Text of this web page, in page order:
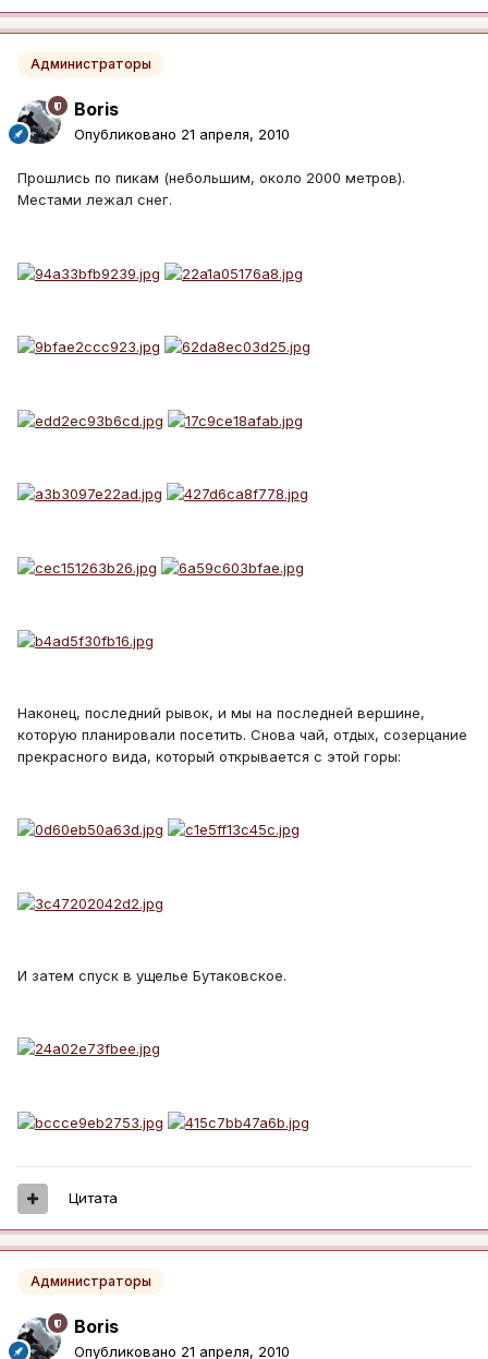
Администраторы
Boris
Опубликовано 21 апреля, 2010
Прошлись по пикам (небольшим, около 2000 метров).
Местами лежал снег.
Наконец, последний рывок, и мы на последней вершине,
которую планировали посетить. Снова чай, отдых, созерцание
прекрасного вида, который открывается с этой горы:
И затем спуск в ущелье Бутаковское.
Цитата
Администраторы
Boris
Опубликовано 21 апреля, 2010